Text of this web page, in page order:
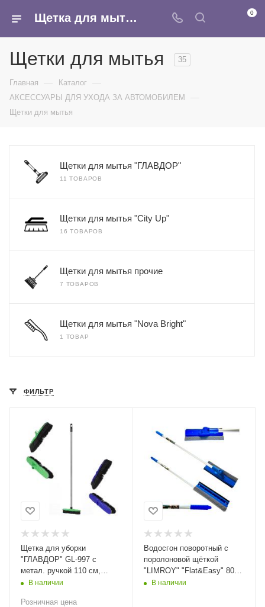
Щетка для мытья авто - купить оптом в интернет-магазине Армина 0
Щетки для мытья 35
Главная — Каталог —
АКСЕССУАРЫ ДЛЯ УХОДА ЗА АВТОМОБИЛЕМ —
Щетки для мытья
Щетки для мытья "ГЛАВДОР"
11 ТОВАРОВ
Щетки для мытья "City Up"
16 ТОВАРОВ
Щетки для мытья прочие
7 ТОВАРОВ
Щетки для мытья "Nova Bright"
1 ТОВАР
ФИЛЬТР
Щетка для уборки
"ГЛАВДОР" GL-997 с
метал. ручкой 110 см,
280х60х7,5 мм, цвет в
В наличии
Розничная цена
Водосгон поворотный с
поролоновой щёткой
"LIMROY" "Flat&Easy" 80
смВ наличии